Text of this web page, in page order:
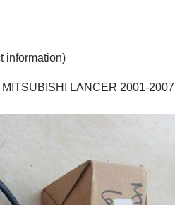
information)
LANCER 2001-2007